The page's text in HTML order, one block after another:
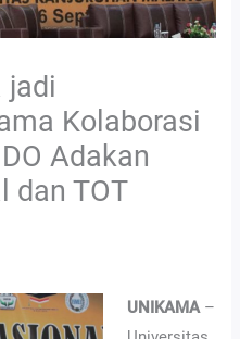
jadi
Kolaborasi
Adakan
dan TOT
UNIKAMA–